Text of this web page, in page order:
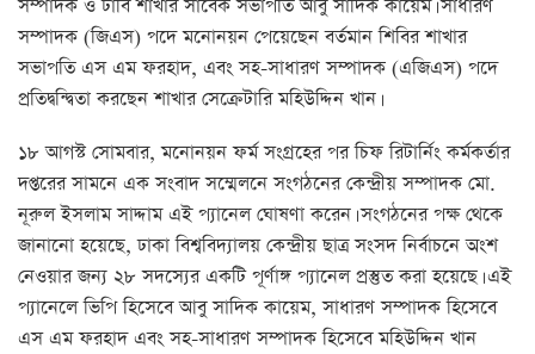
সম্পাদক ও ঢাবি শাখার সাবেক সভাপতি আবু সাদিক কায়েম। সাধারণ
সম্পাদক (জিএস) পদে মনোনয়ন পেয়েছেন বর্তমান শিবির শাখার
সভাপতি এস এম ফরহাদ, এবং সহ-সাধারণ সম্পাদক (এজিএস) পদে
প্রতিদ্বন্দ্বিতা করছেন শাখার সেক্রেটারি মহিউদ্দিন খান।
১৮ আগস্ট সোমবার, মনোনয়ন ফর্ম সংগ্রহের পর চিফ রিটার্নিং কর্মকর্তার
দপ্তরের সামনে এক সংবাদ সম্মেলনে সংগঠনের কেন্দ্রীয় সম্পাদক মো.
নূরুল ইসলাম সাদ্দাম এই প্যানেল ঘোষণা করেন। সংগঠনের পক্ষ থেকে
জানানো হয়েছে, ঢাকা বিশ্ববিদ্যালয় কেন্দ্রীয় ছাত্র সংসদ নির্বাচনে অংশ
নেওয়ার জন্য ২৮ সদস্যের একটি পূর্ণাঙ্গ প্যানেল প্রস্তুত করা হয়েছে। এই
প্যানেলে ভিপি হিসেবে আবু সাদিক কায়েম, সাধারণ সম্পাদক হিসেবে
এস এম ফরহাদ এবং সহ-সাধারণ সম্পাদক হিসেবে মহিউদ্দিন খান